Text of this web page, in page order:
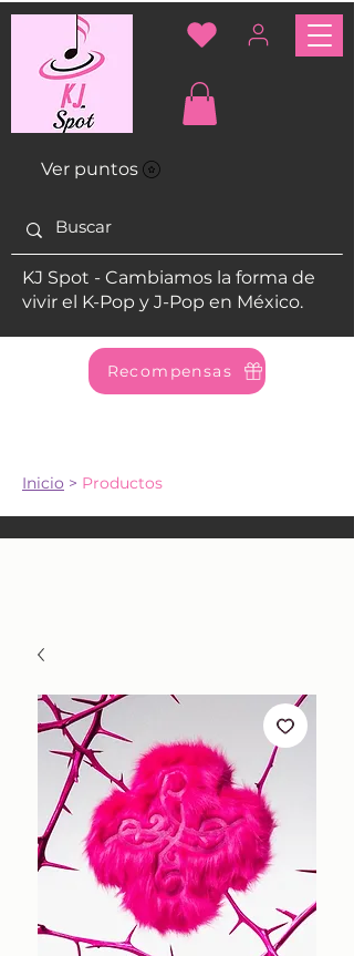
Ver puntos
KJ Spot - Cambiamos la forma de
vivir el K-Pop y J-Pop en México.
Recompensas
Inicio > Productos